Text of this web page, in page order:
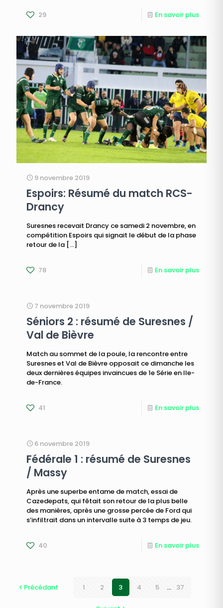
29 En savoir plus
9 novembre 2019
Espoirs: Résumé du match RCS-
Drancy
Suresnes recevait Drancy ce samedi 2 novembre, en
compétition Espoirs qui signait le début de la phase
retour de la […]
78 En savoir plus
7 novembre 2019
Séniors 2 : résumé de Suresnes /
Val de Bièvre
Match au sommet de la poule, la rencontre entre
Suresnes et Val de Bièvre opposait ce dimanche les
deux dernières équipes invaincues de 1e Série en Ile-
de-France.
41 En savoir plus
6 novembre 2019
Fédérale 1 : résumé de Suresnes
/ Massy
Après une superbe entame de match, essai de
Cazedepats, qui fêtait son retour de la plus belle
des manières, après une grosse percée de Ford qui
s’infiltrait dans un intervalle suite à 3 temps de jeu.
40 En savoir plus
Précédant 1 2 3 4 5 ... 37